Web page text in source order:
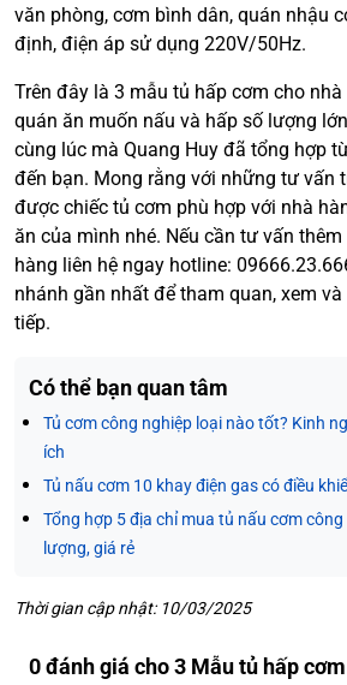
văn phòng, cơm bình dân, quán nhậu
định, điện áp sử dụng 220V/50Hz.
Trên đây là 3 mẫu tủ hấp cơm cho nhà
quán ăn muốn nấu và hấp số lượng
cùng lúc mà Quang Huy đã tổng hợp
đến bạn. Mong rằng với những tư vấn
được chiếc tủ cơm phù hợp với nhà
ăn của mình nhé. Nếu cần tư vấn
hàng liên hệ ngay hotline:
nhánh gần nhất để tham quan, xem
tiếp.
Có thể bạn quan tâm
Tủ cơm công nghiệp loại nào tốt? Kinh
ích
Tủ nấu cơm 10 khay điện gas có điều
Tổng hợp 5 địa chỉ mua tủ nấu cơm
lượng, giá rẻ
Thời gian cập nhật: 10/03/2025
0 đánh giá cho 3 Mẫu tủ hấp